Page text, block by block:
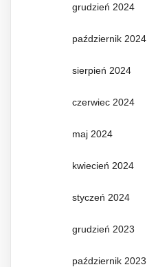
grudzień 2024
październik 2024
sierpień 2024
czerwiec 2024
maj 2024
kwiecień 2024
styczeń 2024
grudzień 2023
październik 2023